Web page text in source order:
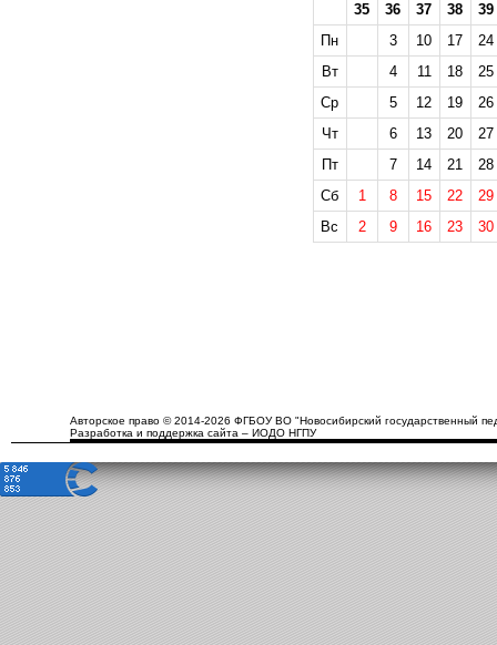
35 36 37 38
39
Пн
3 10 17
24
Вт
4 11 18
25
Ср
5 12 19
26
Чт
6 13 20
27
Пт
7 14 21
28
Сб
1 8 15 22
29
Вс
2 9 16 23 30
Авторское право © 2014-2026 ФГБОУ ВО "Новосибирский государственный
Разработка и поддержка сайта – ИОДО НГПУ